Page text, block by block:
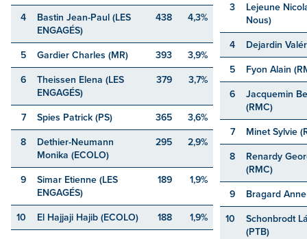
4
Bastin Jean-Paul (LES
ENGAGÉS)
438 4,3%
5 Gardier Charles (MR) 393 3,9%
6
Theissen Elena (LES
ENGAGÉS)
379 3,7%
7 Spies Patrick (PS) 365 3,6%
8
Dethier-Neumann
Monika (ECOLO)
295 2,9%
9
Simar Etienne (LES
ENGAGÉS)
189 1,9%
10 El Hajjaji Hajib (ECOLO) 188 1,9%
3
Lejeune
Nous)
4 Dejardin
5 Fyon Alain
6
Jacquemin
(RMC)
7 Minet Sylvie
8
Renardy
(RMC)
9 Bragard
10
Schonbrodt
(PTB)